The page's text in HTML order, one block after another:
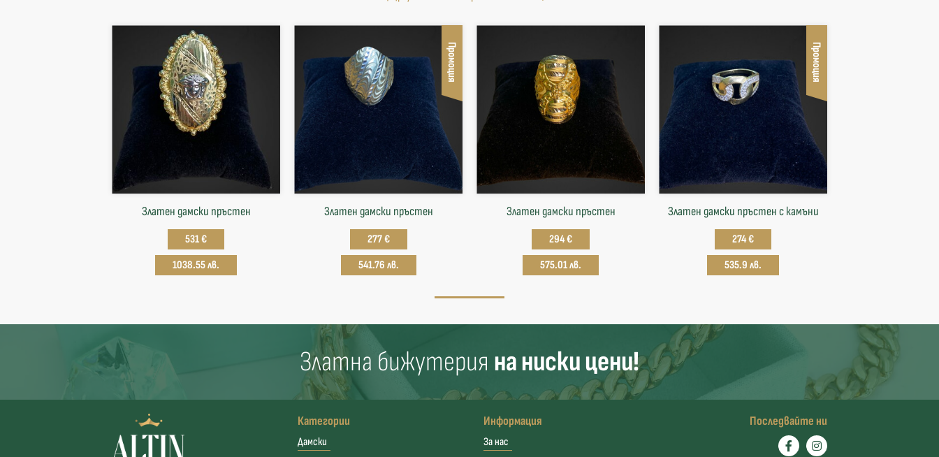
Златен дамски пръстен
531 €
1038.55 лв.
Промоция
Златен дамски пръстен
277 €
541.76 лв.
Златен дамски пръстен
294 €
575.01 лв.
Промоция
Златен дамски пръстен с камъни
274 €
535.9 лв.
Златна бижутерия на ниски цени!
Категории
Дамски
Информация
За нас
Последвайте ни